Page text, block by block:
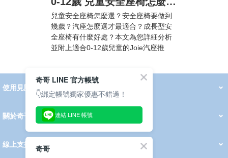
兒童安全座椅怎麼選？安全座椅要做到
幾歲？汽座怎麼選才最適合？成長型安
全座椅有什麼好處？本文為您詳細分析
並附上適合0-12歲兒童的Joie汽座推
使用見證
關於奇哥
最新消息
奇哥的故事
品牌經歷
門市據點
育兒資訊站 會員權益說明
我的帳戶
訂單查詢
紅利點數
修改會員資料
活動報名
線上支援
奇哥 LINE 官方帳號
👇綁定帳號獨家優惠不錯過！
連結 LINE 帳號
奇哥